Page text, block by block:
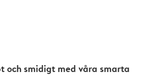
och smidigt med våra smarta